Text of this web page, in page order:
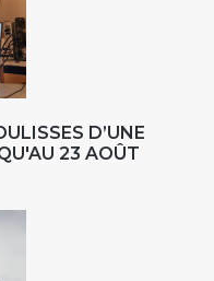
D’UNE
23 AOÛT